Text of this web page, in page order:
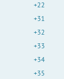
+22
+31
+32
+33
+34
+35